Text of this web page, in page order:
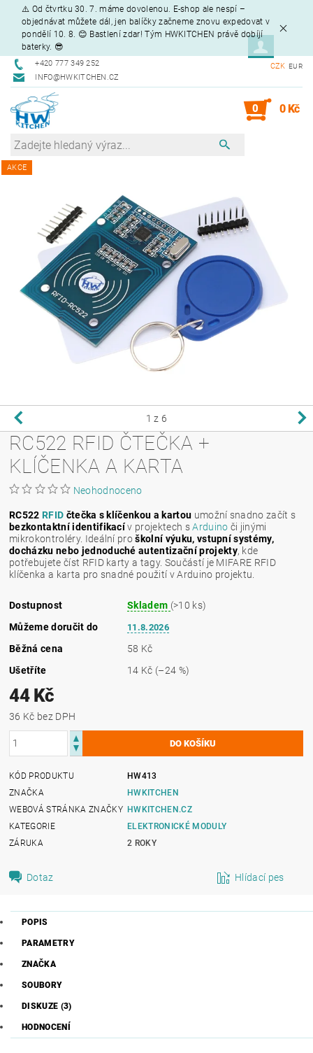
⚠️ Od čtvrtku 30. 7. máme dovolenou. E-shop ale nespí –
objednávat můžete dál, jen balíčky začneme znovu expedovat v
pondělí 10. 8. 😊 Bastlení zdar! Tým HWKITCHEN právě dobíjí
baterky. 😎
+420 777 349 252
INFO@HWKITCHEN.CZ
CZK EUR
0 0 Kč
AKCE
1 z 6
RC522 RFID ČTEČKA +
KLÍČENKA A KARTA
Neohodnoceno
RC522RFID čtečka s klíčenkou a kartou umožní snadno začít s
bezkontaktní identifikacív projektech sArduino či jinými
mikrokontroléry. Ideální proškolní výuku, vstupní systémy,
docházku nebo jednoduché autentizační projekty, kde
potřebujete číst RFID karty a tagy. Součástí je MIFARE RFID
klíčenka a karta pro snadné použití v Arduino projektu.
Dostupnost Skladem (>10 ks)
Můžeme doručit do
11.8.2026
Běžná cena
58 Kč
Ušetříte
14 Kč (–24 %)
44 Kč
36 Kč bez DPH
KÓD PRODUKTU
HW413
ZNAČKA
HWKITCHEN
WEBOVÁ STRÁNKA ZNAČKY HWKITCHEN.CZ
KATEGORIE
ELEKTRONICKÉ MODULY
ZÁRUKA
2 ROKY
Dotaz Hlídací pes
POPIS
PARAMETRY
ZNAČKA
SOUBORY
DISKUZE (3)
HODNOCENÍ